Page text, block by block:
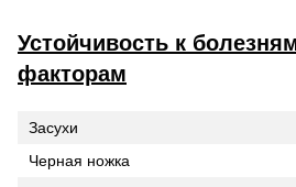
Устойчивость к
факторам
Засухи
Черная ножка